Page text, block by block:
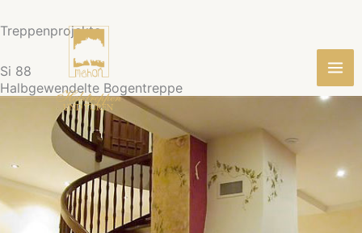
Inhalt
Treppenprojekte
Si 88
Halbgewendelte Bogentreppe